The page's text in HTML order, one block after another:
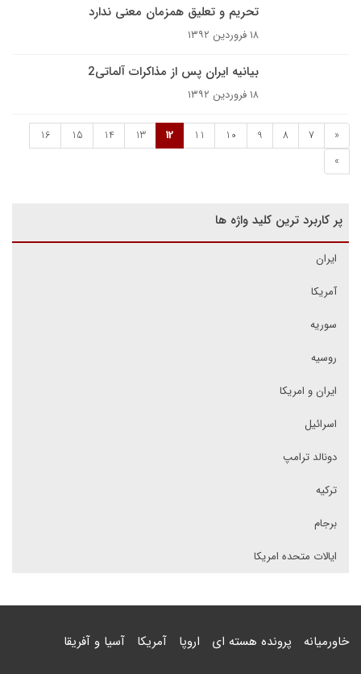
تحریم و تعلیق همزمان معنی ندارد
۱۸ فروردین ۱۳۹۲
بیانیه ایران پس از مذاکرات آلماتی2
۱۸ فروردین ۱۳۹۲
«
7
8
9
10
11
12
13
14
15
16
»
پر کاربرد ترین کلید واژه ها
ایران
آمریکا
سوریه
روسیه
ایران و امریکا
اسرائیل
دونالد ترامپ
ترکیه
برجام
ایالات متحده امریکا
خاورمیانه پرونده هسته ای اروپا آمریکا آسیا و آفریقا